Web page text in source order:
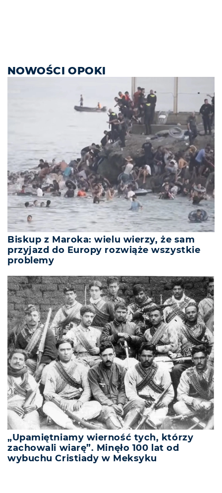
NOWOŚCI OPOKI
Biskup z Maroka: wielu wierzy, że sam
przyjazd do Europy rozwiąże wszystkie
problemy
„Upamiętniamy wierność tych, którzy
zachowali wiarę”. Minęło 100 lat od
wybuchu Cristiady w Meksyku